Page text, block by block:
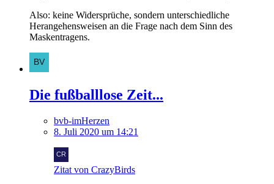
Also: keine Widersprüche, sondern unterschiedliche
Herangehensweisen an die Frage nach dem Sinn des
Maskentragens.
Die fußballlose Zeit...
bvb-imHerzen
8. Juli 2020 um 14:21
Zitat von CrazyBirds